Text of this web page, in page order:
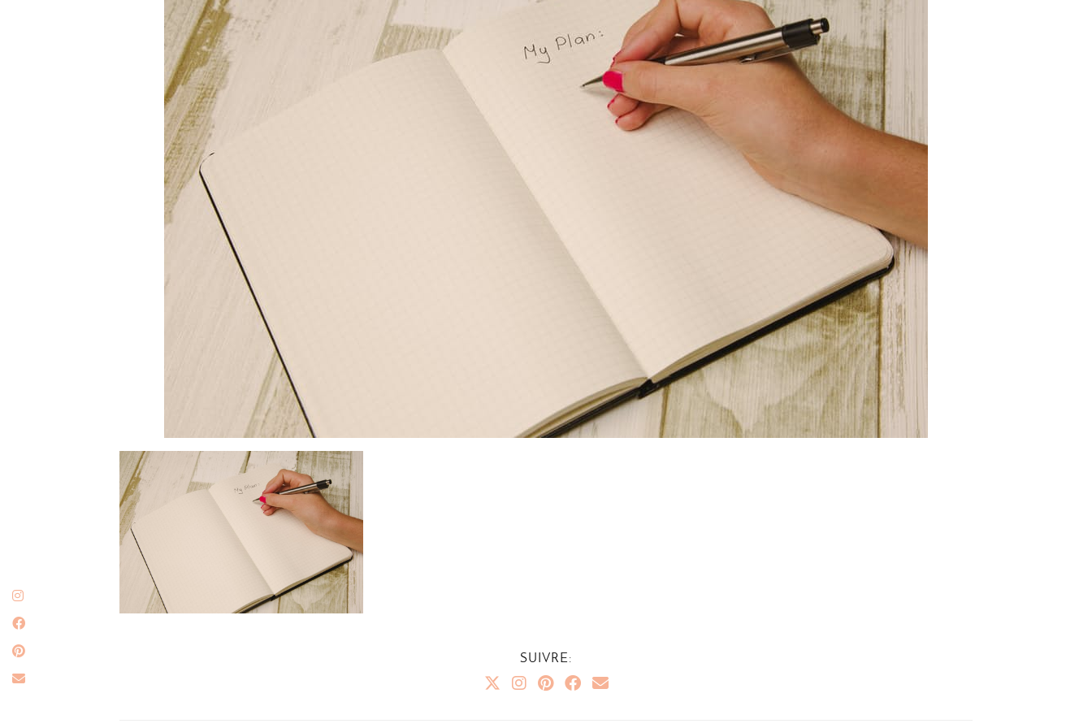
SUIVRE: